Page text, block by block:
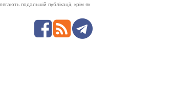
подальшій публікації, крім як